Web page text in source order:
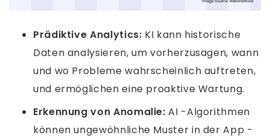
Prädiktive Analytics: KI kann historische
Daten analysieren, um vorherzusagen, wann
und wo Probleme wahrscheinlich auftreten,
und ermöglichen eine proaktive Wartung.
Erkennung von Anomalie:AI -Algorithmen
können ungewöhnliche Muster in der App -